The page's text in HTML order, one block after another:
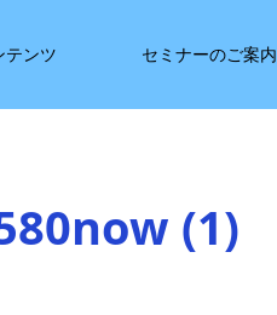
テンツ セミナーのご案内
(1)